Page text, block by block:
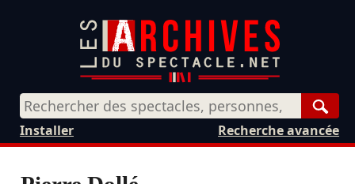
Recherche avancée
Installer